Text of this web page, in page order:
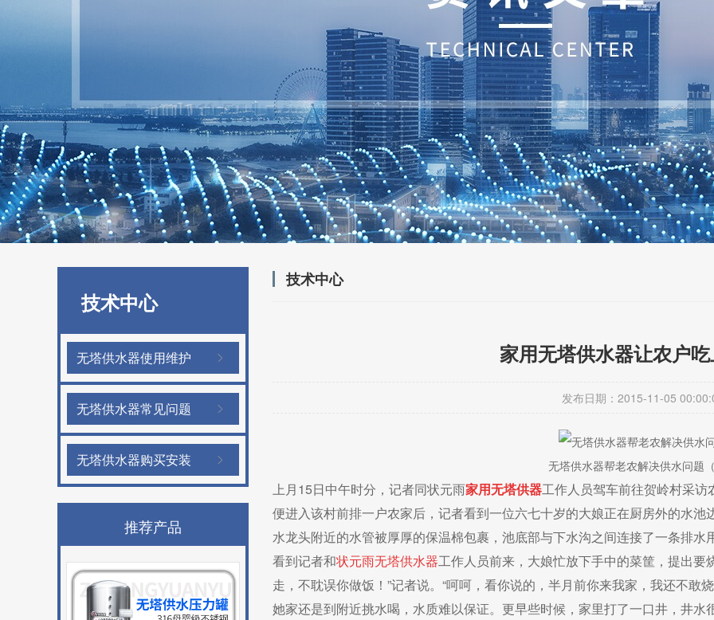
技术中心
无塔供水器使用维护
无塔供水器常见问题
无塔供水器购买安装
推荐产品
技术中心
家用无塔供水器让农户
发布日期：2015-11-05
无塔供水器帮老农解决供水问题
上月15日中午时分，记者同状元雨家用无塔供器工作人员驾车前往贺岭村采
便进入该村前排一户农家后，记者看到一位六七十岁的大娘正在厨房外的水
水龙头附近的水管被厚厚的保温棉包裹，池底部与下水沟之间连接了一条排水
看到记者和状元雨无塔供水器工作人员前来，大娘忙放下手中的菜筐，提出
走，不耽误你做饭！”记者说。“呵呵，看你说的，半月前你来我家，我还不敢
她家还是到附近挑水喝，水质难以保证。更早些时候，家里打了一口井，井